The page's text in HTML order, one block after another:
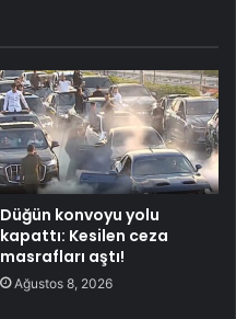
Düğün konvoyu yolu
kapattı: Kesilen ceza
masrafları aştı!
Ağustos 8, 2026